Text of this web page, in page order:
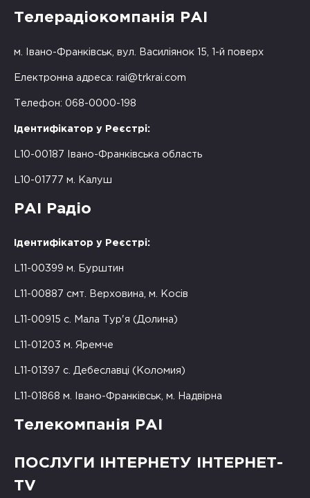
Телерадіокомпанія РАІ
м. Івано-Франківськ, вул. Василіянок 15, 1-й поверх
Електронна адреса: rai@trkrai.com
Телефон: 068-0000-198
Ідентифікатор у Реєстрі:
L10-00187 Івано-Франківська область
L10-01777 м. Калуш
РАІ Радіо
Ідентифікатор у Реєстрі:
L11-00399 м. Бурштин
L11-00887 смт. Верховина, м. Косів
L11-00915 с. Мала Тур'я (Долина)
L11-01203 м. Яремче
L11-01397 с. Дебеславці (Коломия)
L11-01868 м. Івано-Франківськ, м. Надвірна
Телекомпанія РАІ
ПОСЛУГИ ІНТЕРНЕТУ ІНТЕРНЕТ-
TV